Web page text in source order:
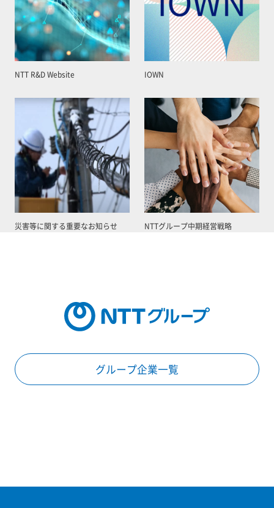
NTT R&D Website IOWN
災害等に関する重要なお知らせ NTTグループ中期経営戦略
グループ企業一覧